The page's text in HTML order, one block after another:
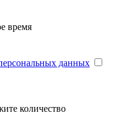
время
данных
количество